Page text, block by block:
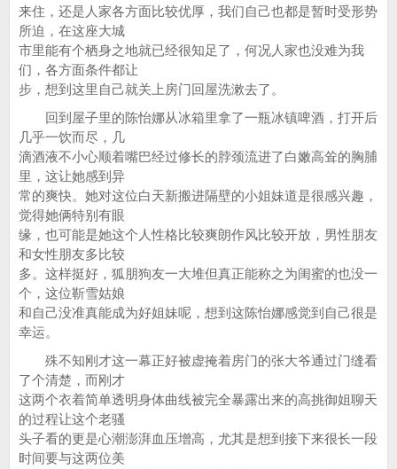
来住，还是人家各方面比较优厚，我们自己也都是暂时受形势
所迫，在这座大城
市里能有个栖身之地就已经很知足了，何况人家也没难为我
们，各方面条件都让
步，想到这里自己就关上房门回屋洗漱去了。
回到屋子里的陈怡娜从冰箱里拿了一瓶冰镇啤酒，打开后
几乎一饮而尽，几
滴酒液不小心顺着嘴巴经过修长的脖颈流进了白嫩高耸的胸脯
里，这让她感到异
常的爽快。她对这位白天新搬进隔壁的小姐妹道是很感兴趣，
觉得她俩特别有眼
缘，也可能是她这个人性格比较爽朗作风比较开放，男性朋友
和女性朋友多比较
多。这样挺好，狐朋狗友一大堆但真正能称之为闺蜜的也没一
个，这位靳雪姑娘
和自己没准真能成为好姐妹呢，想到这陈怡娜感觉到自己很是
幸运。
殊不知刚才这一幕正好被虚掩着房门的张大爷通过门缝看
了个清楚，而刚才
这两个衣着简单透明身体曲线被完全暴露出来的高挑御姐聊天
的过程让这个老骚
头子看的更是心潮澎湃血压增高，尤其是想到接下来很长一段
时间要与这两位美